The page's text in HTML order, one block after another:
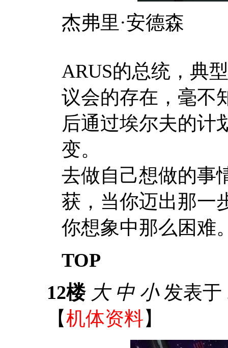
杰弗里·安德森
ARUS的总统，典
议会的存在，毫不
后通过埃尔夫的计
变。
去做自己想做的事
获，当你迈出那一
你想象中那么困难
TOP
12楼 大 中 小发表于
【机体资料】